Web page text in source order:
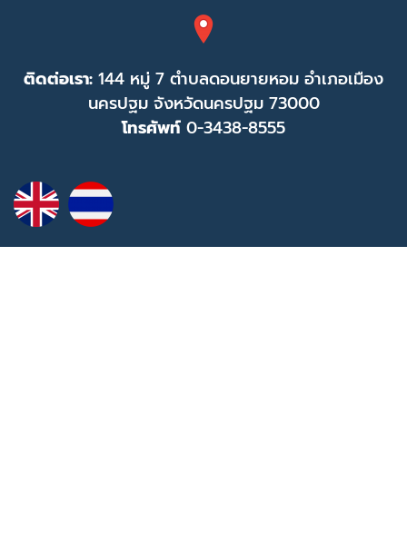
ติดต่อเรา: 144 หมู่ 7 ตำบลดอนยายหอม อำเภอเมือง
นครปฐม จังหวัดนครปฐม 73000
โทรศัพท์ 0-3438-8555